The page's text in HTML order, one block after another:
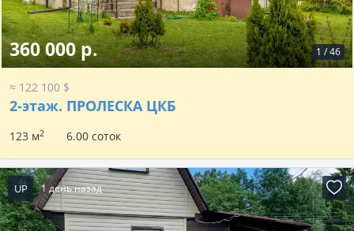
1 /46
360 000 р.
≈ 122 100 $
2-этаж. ПРОЛЕСКА ЦКБ
123 м2 6.00 соток
UP 1 день назад